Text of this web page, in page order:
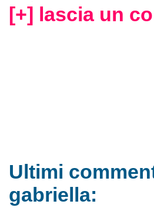
[+] lascia un
Ultimi
gabriella: